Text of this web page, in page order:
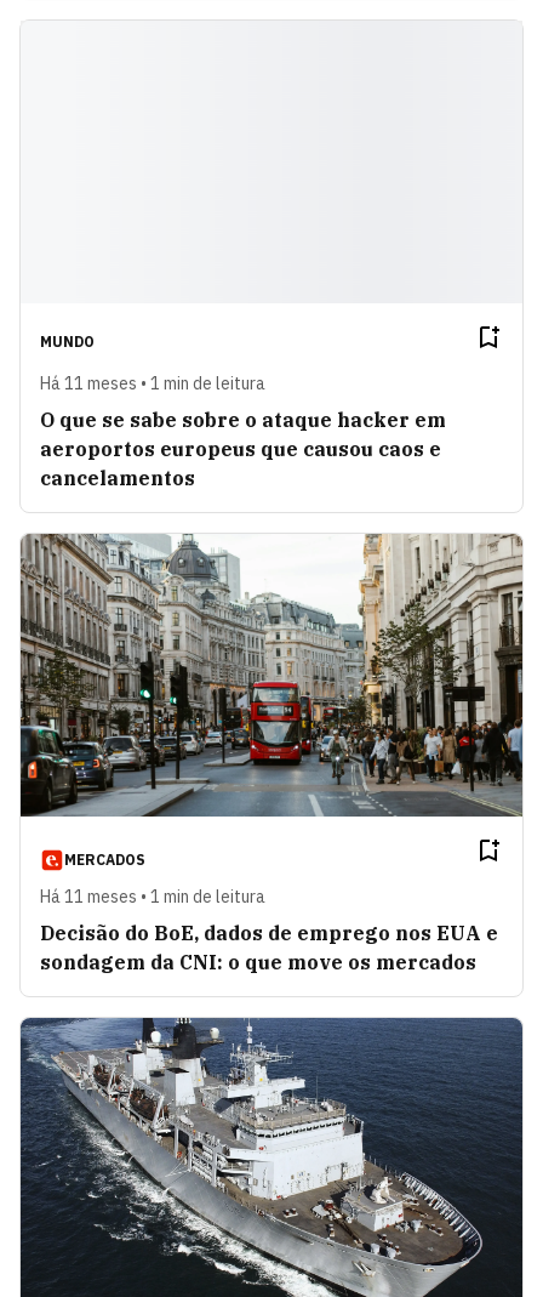
MUNDO
Há 11 meses • 1 min de leitura
O que se sabe sobre o ataque hacker em
aeroportos europeus que causou caos e
cancelamentos
MERCADOS
Há 11 meses • 1 min de leitura
Decisão do BoE, dados de emprego nos EUA e
sondagem da CNI: o que move os mercados